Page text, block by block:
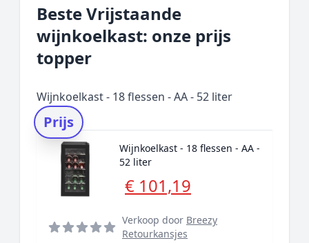
Beste Vrijstaande
wijnkoelkast: onze prijs
topper
Wijnkoelkast - 18 flessen - AA - 52 liter
Prijs
Wijnkoelkast - 18 flessen - AA -
52 liter
€ 101,19
Verkoop door Breezy
Retourkansjes